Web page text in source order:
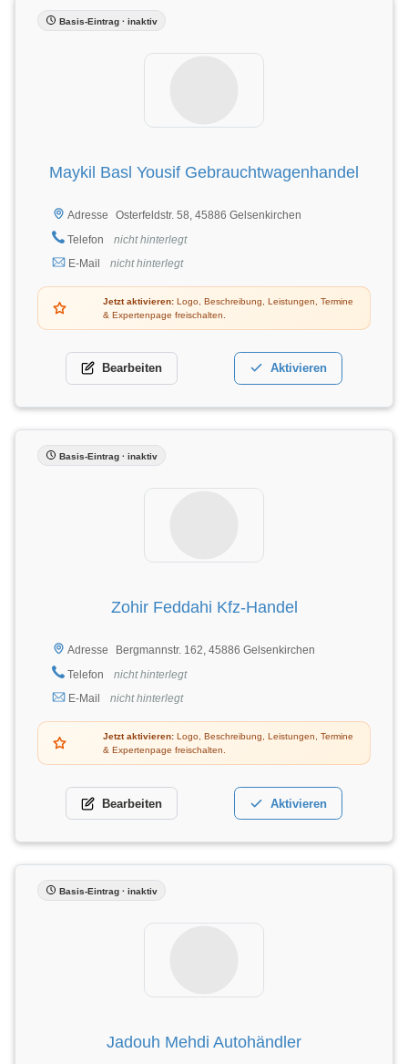
Basis-Eintrag · inaktiv
Maykil Basl Yousif Gebrauchtwagenhandel
Adresse
Osterfeldstr. 58, 45886 Gelsenkirchen
Telefon
nicht hinterlegt
E-Mail
nicht hinterlegt
Jetzt aktivieren: Logo, Beschreibung, Leistungen, Termine
& Expertenpage freischalten.
Bearbeiten Aktivieren
Basis-Eintrag · inaktiv
Zohir Feddahi Kfz-Handel
Adresse
Bergmannstr. 162, 45886 Gelsenkirchen
Telefon
nicht hinterlegt
E-Mail
nicht hinterlegt
Jetzt aktivieren: Logo, Beschreibung, Leistungen, Termine
& Expertenpage freischalten.
Bearbeiten Aktivieren
Basis-Eintrag · inaktiv
Jadouh Mehdi Autohändler